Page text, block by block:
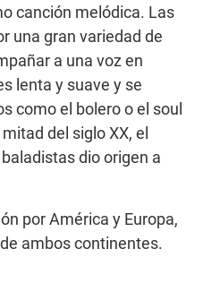
canción melódica. Las
una gran variedad de
a una voz en
lenta y suave y se
como el bolero o el soul
del siglo XX, el
dio origen a
por América y Europa,
ambos continentes.